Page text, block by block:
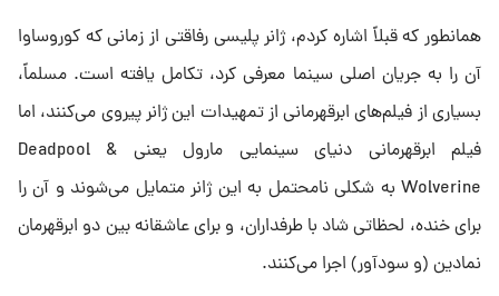
همانطور که قبلاً اشاره کردم، ژانر پلیسی رفاقتی از زمانی که کوروساوا
آن را به جریان اصلی سینما معرفی کرد، تکامل یافته است. مسلماً،
بسیاری از فیلم‌های ابرقهرمانی از تمهیدات این ژانر پیروی می‌کنند، اما
فیلم ابرقهرمانی دنیای سینمایی مارول یعنی Deadpool &
Wolverine به شکلی نامحتمل به این ژانر متمایل می‌شوند و آن را
برای خنده، لحظاتی شاد با طرفداران، و برای عاشقانه بین دو ابرقهرمان
نمادین (و سودآور) اجرا می‌کنند.